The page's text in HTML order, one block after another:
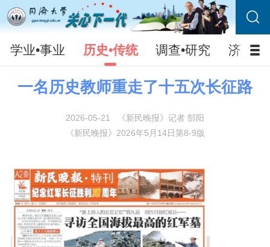
学业•事业 历史•传统 调查•研究 济人•
一名历史教师重走了十五次长征路
2026-05-21
《新民晚报》记者 郜阳
《新民晚报》2026年5月14日第8-9版